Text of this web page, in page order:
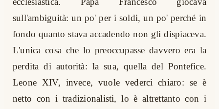
sull'ambiguità: un po' per i soldi, un po' perché in
fondo quanto stava accadendo non gli dispiaceva.
L'unica cosa che lo preoccupasse davvero era la
perdita di autorità: la sua, quella del Pontefice.
Leone XIV, invece, vuole vederci chiaro: se è
netto con i tradizionalisti, lo è altrettanto con i